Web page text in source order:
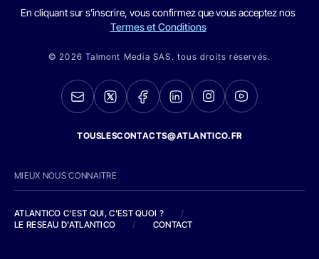
En cliquant sur s'inscrire, vous confirmez que vous acceptez nos
Termes et Conditions
© 2026 Talmont Media SAS. tous droits réservés.
TOUSLESCONTACTS@ATLANTICO.FR
MIEUX NOUS CONNAITRE
ATLANTICO C'EST QUI, C'EST QUOI ?
/
LE RESEAU D'ATLANTICO
/ CONTACT